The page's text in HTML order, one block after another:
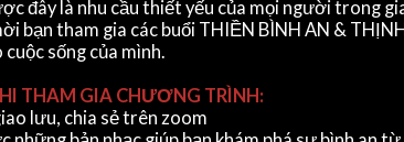
đây là nhu cầu thiết yếu của mọi người trong
bạn tham gia các buổi THIỀN BÌNH AN &
sống của mình.
THAM GIA CHƯƠNG TRÌNH:
lưu, chia sẻ trên zoom